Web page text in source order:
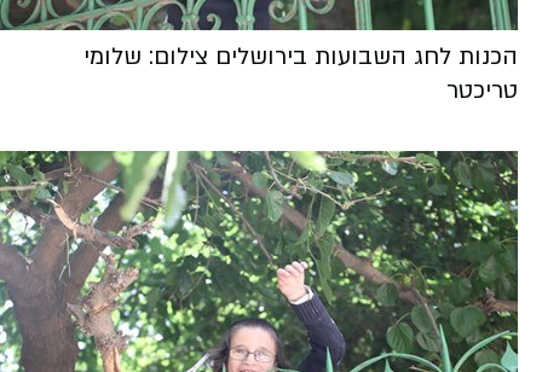
הכנות לחג השבועות בירושלים צילום: שלומי
טריכטר